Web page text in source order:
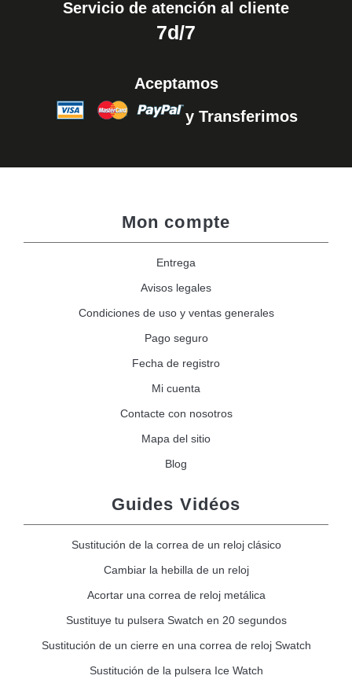
Servicio de atención al cliente
7d/7
Aceptamos
y Transferimos
Mon compte
Entrega
Avisos legales
Condiciones de uso y ventas generales
Pago seguro
Fecha de registro
Mi cuenta
Contacte con nosotros
Mapa del sitio
Blog
Guides Vidéos
Sustitución de la correa de un reloj clásico
Cambiar la hebilla de un reloj
Acortar una correa de reloj metálica
Sustituye tu pulsera Swatch en 20 segundos
Sustitución de un cierre en una correa de reloj Swatch
Sustitución de la pulsera Ice Watch